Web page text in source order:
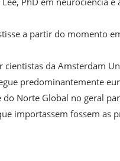
a partir do momento
da Amsterdam
predominantemente
Norte Global no geral
importassem fossem as